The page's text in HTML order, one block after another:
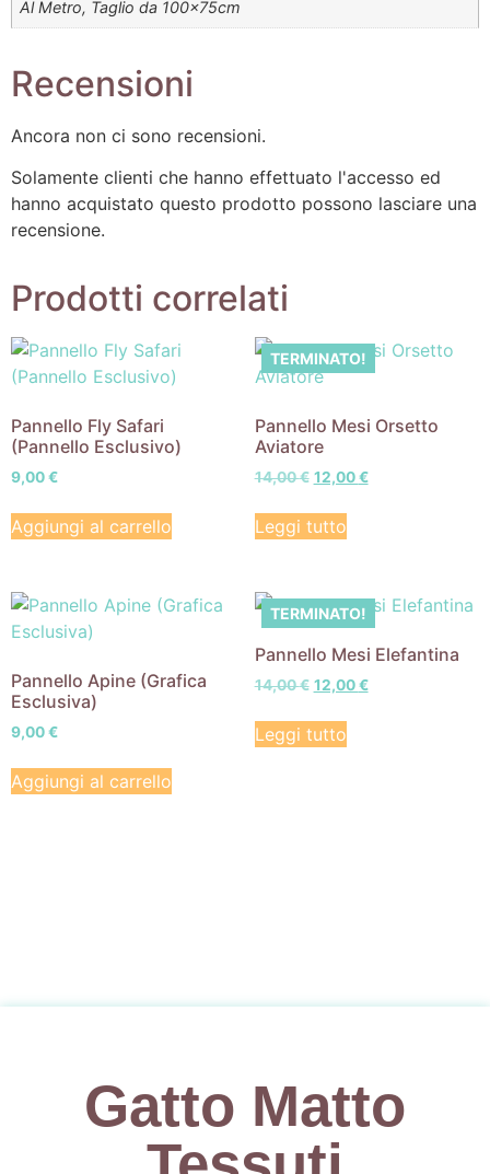
Al Metro, Taglio da 100x75cm
Recensioni
Ancora non ci sono recensioni.
Solamente clienti che hanno effettuato l'accesso ed
hanno acquistato questo prodotto possono lasciare una
recensione.
Prodotti correlati
Pannello Fly Safari
(Pannello Esclusivo)
9,00€
Aggiungi al carrello
TERMINATO!
Pannello Mesi Orsetto
Aviatore
14,00€ 12,00€
Leggi tutto
Pannello Apine (Grafica
Esclusiva)
9,00€
Aggiungi al carrello
TERMINATO!
Pannello Mesi Elefantina
14,00€ 12,00€
Leggi tutto
Gatto Matto